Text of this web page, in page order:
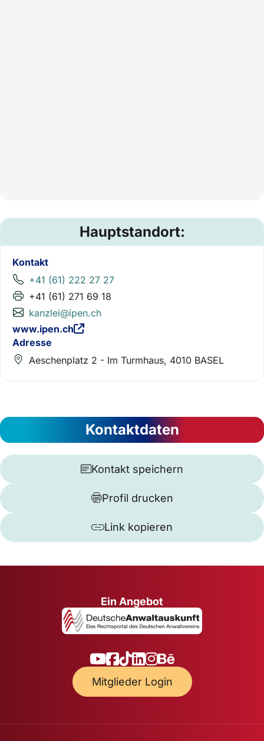
Hauptstandort:
Kontakt
+41 (61) 222 27 27
+41 (61) 271 69 18
kanzlei@ipen.ch
www.ipen.ch
Adresse
Aeschenplatz 2 - Im Turmhaus, 4010 BASEL
Kontaktdaten
Kontakt speichern
Profil drucken
Link kopieren
Ein Angebot
Mitglieder Login